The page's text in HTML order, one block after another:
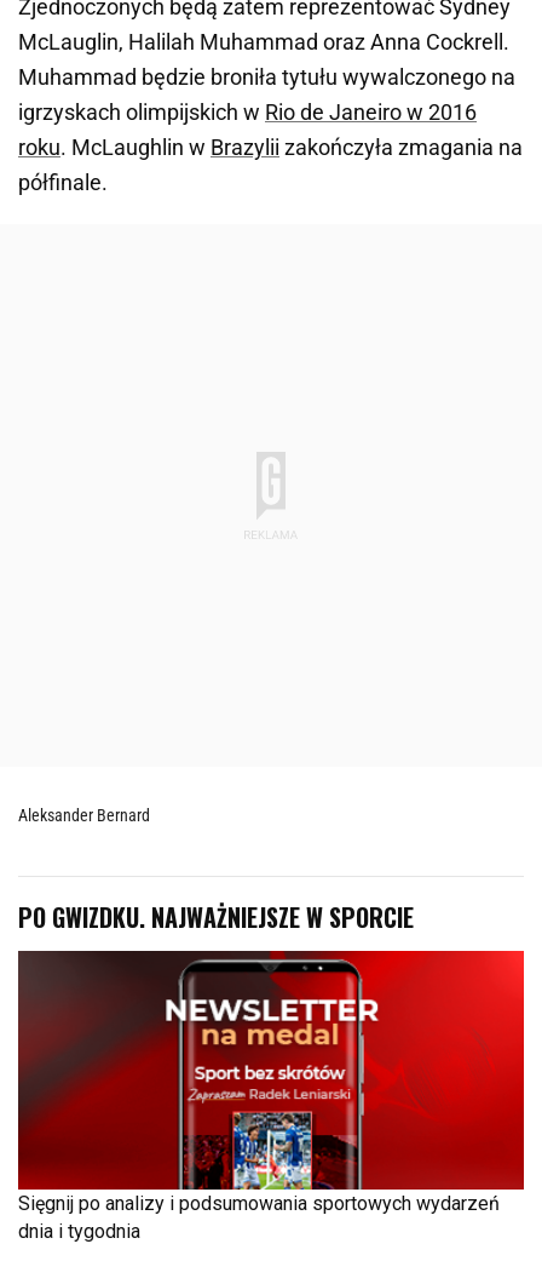
Zjednoczonych będą zatem reprezentować Sydney
McLauglin, Halilah Muhammad oraz Anna Cockrell.
Muhammad będzie broniła tytułu wywalczonego na
igrzyskach olimpijskich w Rio de Janeiro w 2016
roku. McLaughlin w Brazylii zakończyła zmagania na
półfinale.
Aleksander Bernard